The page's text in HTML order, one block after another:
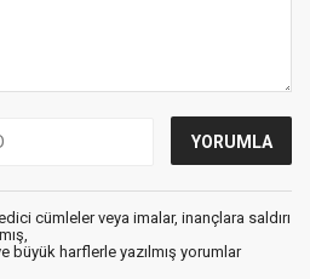
cümleler veya imalar, inançlara saldırı
büyük harflerle yazılmış yorumlar